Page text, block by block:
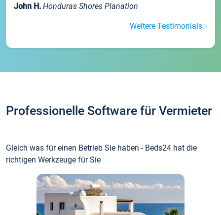
John H. Honduras Shores Planation
Weitere Testimonials
Professionelle Software für Vermieter
Gleich was für einen Betrieb Sie haben - Beds24 hat die
richtigen Werkzeuge für Sie